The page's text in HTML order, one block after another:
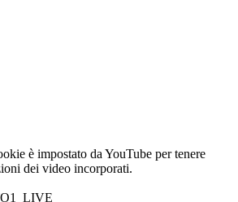
è impostato da YouTube per tenere
dei video incorporati.